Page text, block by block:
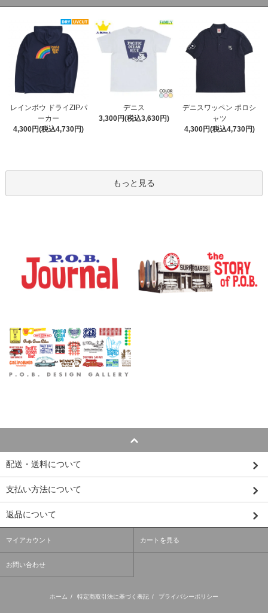
レインボウ ドライZIPパ
ーカー
4,300円(税込4,730円)
デニス
3,300円(税込3,630円)
デニスワッペン ポロシ
ャツ
4,300円(税込4,730円)
もっと見る
配送・送料について
支払い方法について
返品について
マイアカウント カートを見る
お問い合わせ
ホーム / 特定商取引法に基づく表記 / プライバシーポリシー